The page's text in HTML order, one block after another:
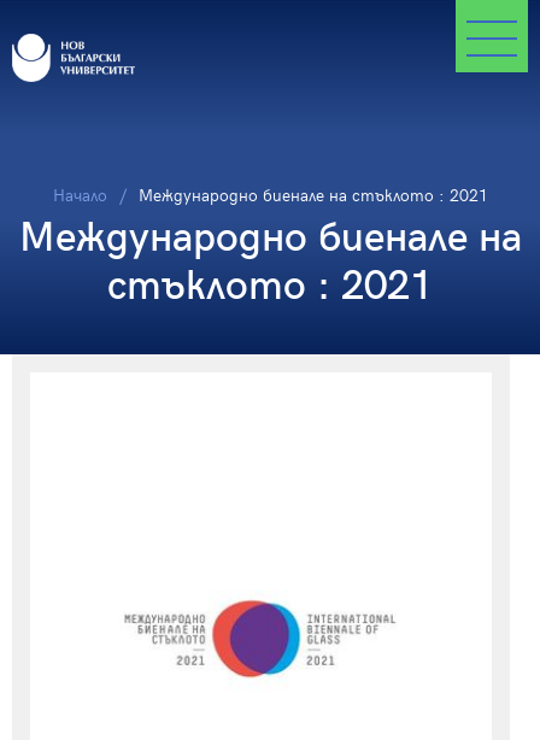
Начало Международно биенале на стъклото : 2021
Международно биенале на
стъклото : 2021